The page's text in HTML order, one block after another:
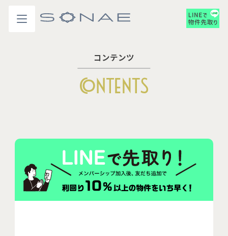
コンテンツ